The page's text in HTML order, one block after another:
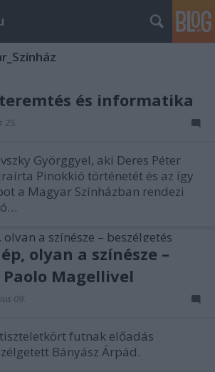
és informatika
25.
Györggyel, aki Deres Péter
Pinokkió történetét és az így
a Magyar Színházban rendezi
olyan a színésze –
Magellivel
09.
futnak előadás
Bányász Árpád.